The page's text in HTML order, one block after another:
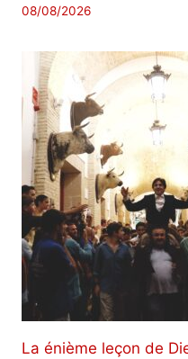
08/08/2026
La énième leçon de